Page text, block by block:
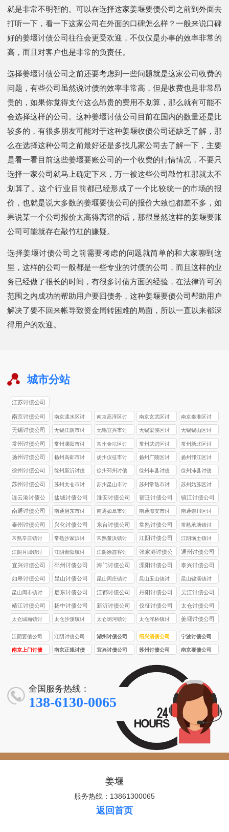
就是非常不明智的。可以在选择这家姜堰要债公司之前到外面去
打听一下，看一下这家公司在外面的口碑怎么样？一般来说口碑
好的姜堰讨债公司往往会更受欢迎，不仅仅是办事的效率非常的
高，而且对客户也是非常的负责任。
选择姜堰讨债公司之前还要考虑到一些问题就是这家公司收费的
问题，有些公司虽然说讨债的效率非常高，但是收费也是非常昂
贵的，如果你觉得支付这么昂贵的费用不划算，那么就有可能不
会选择这样的公司。这种姜堰讨债公司目前在国内的数量还是比
较多的，有很多朋友可能对于这种姜堰收债公司还缺乏了解，那
么在选择这种公司之前最好还是多找几家公司去了解一下，主要
是看一看目前这些姜堰要账公司的一个收费的行情情况，不要只
选择一家公司就马上确定下来，万一被这些公司敲竹杠那就太不
划算了。这个行业目前都已经形成了一个比较统一的市场的报
价，也就是说大多数的姜堰要债公司的报价大致也都差不多，如
果说某一个公司报价太高得离谱的话，那很显然这样的姜堰要账
公司可能就存在敲竹杠的嫌疑。
选择姜堰讨债公司之前需要考虑的问题就简单的和大家聊到这
里，这样的公司一般都是一些专业的讨债的公司，而且这样的业
务已经做了很长的时间，有很多讨债方面的经验，在法律许可的
范围之内成功的帮助用户要回债务，这种姜堰要债公司帮助用户
解决了要不回来帐导致资金周转困难的局面，所以一直以来都深
得用户的欢迎。
城市分站
江苏讨债公司
南京讨债公司
南京溧水区讨
债公司
南京高淳区讨
债公司
南京玄武区讨
债公司
南京秦淮区讨
债公司
无锡讨债公司
无锡江阴市讨
债公司
无锡‌宜兴市讨
债公司
无锡梁溪区讨
债公司
无锡‌锡山区讨
债公司
常州讨债公司
常州溧阳市讨
债公司
常州金坛区讨
债公司
常州武进区讨
债公司
常州新北区讨
债公司
扬州讨债公司
扬州高邮市讨
债公司
扬州仪征市讨
债公司
扬州广陵区讨
债公司
扬州邗江区讨
债公司
徐州讨债公司
徐州新沂讨债
公司
徐州邳州讨债
公司
徐州丰县讨债
公司
徐州沛县讨债
公司
苏州讨债公司
苏州太仓市讨
债公司
苏州昆山市讨
债公司
苏州常熟市讨
债公司
苏州姑苏区讨
债公司
连云港讨债公
司
盐城讨债公司 淮安讨债公司 宿迁讨债公司 镇江讨债公司
南通讨债公司
南通启东市讨
债公司
南通如皋市讨
债公司
南通海安市讨
债公司
南通崇川区讨
债公司
泰州讨债公司 兴化讨债公司 东台讨债公司 常熟讨债公司
常熟承塘镇讨
债公司
常熟辛庄镇讨
债公司
常熟沙家浜讨
债公司
常熟董浜镇讨
债公司
江阴讨债公司
江阴璜土镇讨
债公司
江阴月城镇讨
债公司
江阴青阳镇讨
债公司
江阴徐霞客讨
债公司
张家港讨债公
司
通州讨债公司
宜兴讨债公司 邳州讨债公司 海门讨债公司 溧阳讨债公司 泰兴讨债公司
如皋讨债公司 昆山讨债公司
昆山周庄镇讨
债公司
昆山玉山镇讨
债公司
昆山锦溪镇讨
债公司
昆山周市镇讨
债公司
启东讨债公司 江都讨债公司 丹阳讨债公司 吴江讨债公司
靖江讨债公司 扬中讨债公司 新沂讨债公司 仪征讨债公司 太仓讨债公司
太仓城厢镇讨
债公司
太仓沙溪镇讨
债公司
太仓浏河镇讨
债公司
太仓浮桥镇讨
债公司
姜堰讨债公司
江阴要债公司 江阴讨债公司 湖州讨债公司 绍兴清债公司 宁波讨债公司
南京上门讨债
南京正规讨债
宜兴讨债公司 苏州讨债公司 南京要债公司
全国服务热线：
138-6130-0065
姜堰
服务热线：13861300065
返回首页